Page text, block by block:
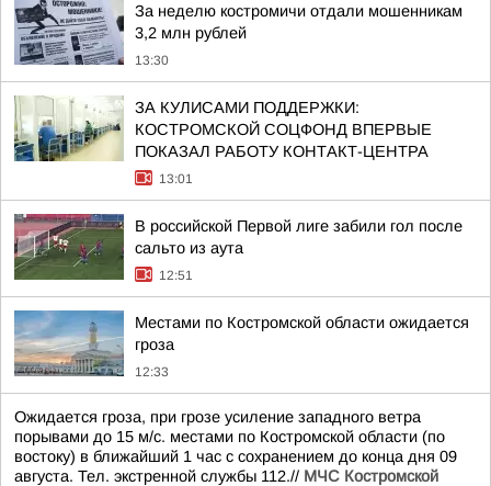
За неделю костромичи отдали мошенникам
3,2 млн рублей
13:30
ЗА КУЛИСАМИ ПОДДЕРЖКИ:
КОСТРОМСКОЙ СОЦФОНД ВПЕРВЫЕ
ПОКАЗАЛ РАБОТУ КОНТАКТ-ЦЕНТРА
13:01
В российской Первой лиге забили гол после
сальто из аута
12:51
Местами по Костромской области ожидается
гроза
12:33
Ожидается гроза, при грозе усиление западного ветра
порывами до 15 м/с. местами по Костромской области (по
востоку) в ближайший 1 час с сохранением до конца дня 09
августа. Тел. экстренной службы 112.// МЧС Костромской